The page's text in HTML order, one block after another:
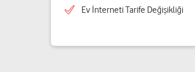
Ev İnterneti Tarife Değişikliği